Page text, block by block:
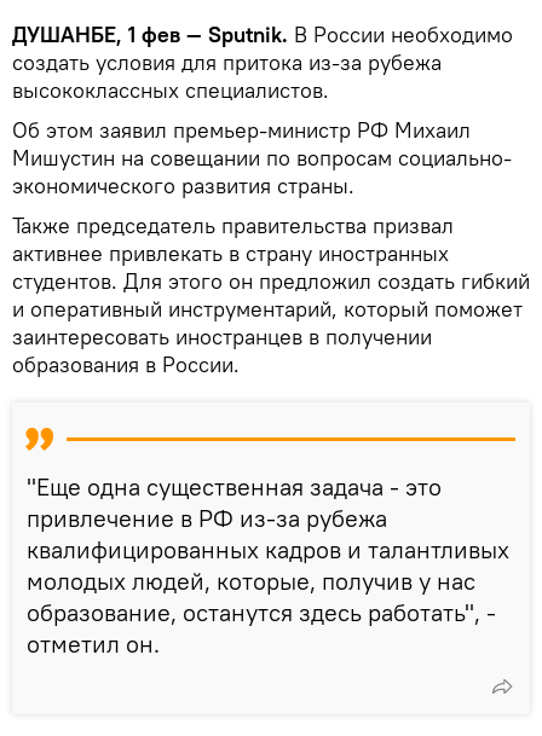
ДУШАНБЕ, 1 фев — Sputnik. В России необходимо
создать условия для притока из-за рубежа
высококлассных специалистов.
Об этом заявил премьер-министр РФ Михаил
Мишустин на совещании по вопросам социально-
экономического развития страны.
Также председатель правительства призвал
активнее привлекать в страну иностранных
студентов. Для этого он предложил создать гибкий
и оперативный инструментарий, который поможет
заинтересовать иностранцев в получении
образования в России.
"Еще одна существенная задача - это
привлечение в РФ из-за рубежа
квалифицированных кадров и талантливых
молодых людей, которые, получив у нас
образование, останутся здесь работать", -
отметил он.